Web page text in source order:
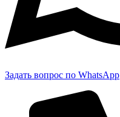
Задать вопрос по WhatsApp